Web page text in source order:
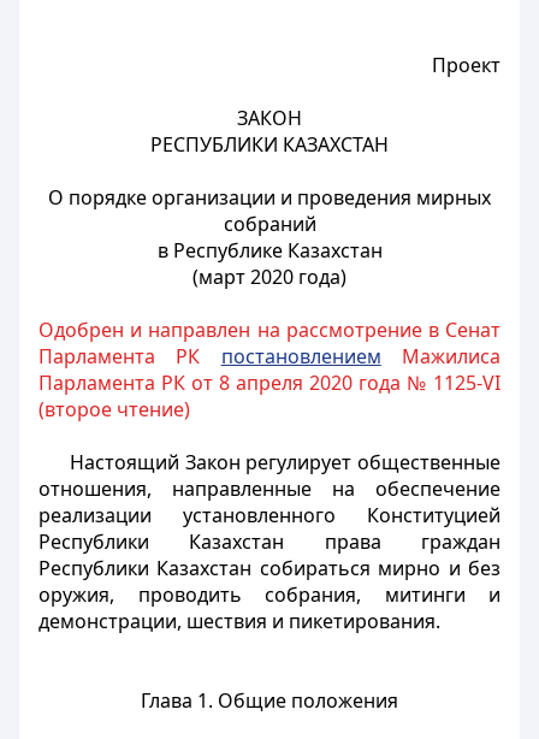
Проект
ЗАКОН
РЕСПУБЛИКИ КАЗАХСТАН
О порядке организации и проведения мирных
собраний
в Республике Казахстан
(март 2020 года)
Одобрен и направлен на рассмотрение в Сенат
Парламента РК постановлением Мажилиса
Парламента РК от 8 апреля 2020 года № 1125-VI
(второе чтение)
Настоящий Закон регулирует общественные
отношения, направленные на обеспечение
реализации установленного Конституцией
Республики Казахстан права граждан
Республики Казахстан собираться мирно и без
оружия, проводить собрания, митинги и
демонстрации, шествия и пикетирования.
Глава 1. Общие положения